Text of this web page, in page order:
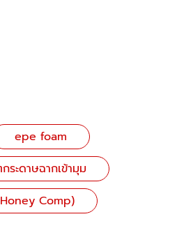
epe foam
ระดาษฉากเข้ามุม
Comp)